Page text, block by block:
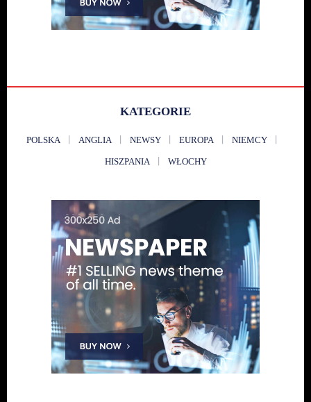
KATEGORIE
POLSKA ANGLIA NEWSY EUROPA NIEMCY
HISZPANIA WŁOCHY